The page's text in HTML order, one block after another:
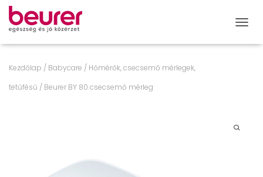
Kezdőlap / Babycare / Hőmérők, csecsemő mérlegek,
tetűfésű / Beurer BY 80 csecsemő mérleg